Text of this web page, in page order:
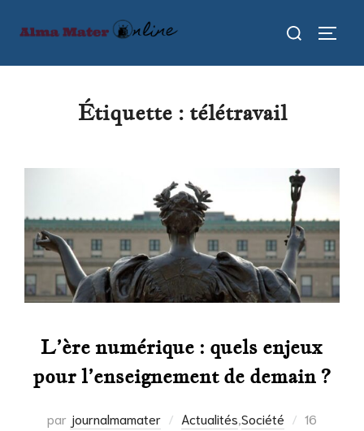
Rechercher :
Étiquette : télétravail
L’ère numérique : quels enjeux
pour l’enseignement de demain ?
par journalmamater Actualités Société
Publié
16